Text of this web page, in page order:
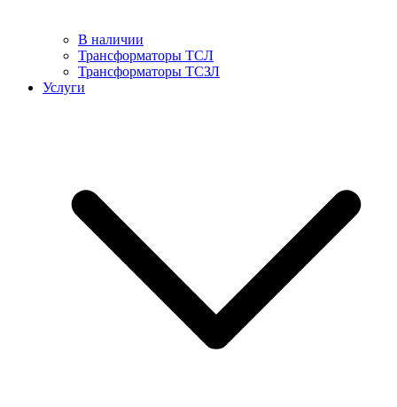
В наличии
Трансформаторы ТСЛ
Трансформаторы ТСЗЛ
Услуги